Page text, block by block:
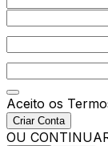
Aceito os
Criar Conta
OU